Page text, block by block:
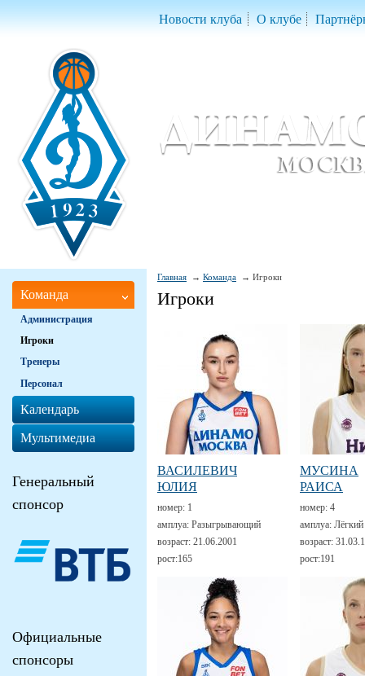
Новости клуба О клубе
Главная Команда Игроки
Игроки
ВАСИЛЕВИЧ
ЮЛИЯ
номер: 1
амплуа: Разыгрывающий
возраст: 21.06.2001
рост:165
МУСИНА
РАИСА
номер: 4
амплуа:
возраст:
рост:191
Команда
Администрация
Игроки
Тренеры
Персонал
Календарь
Мультимедиа
Генеральный
спонсор
Официальные
спонсоры